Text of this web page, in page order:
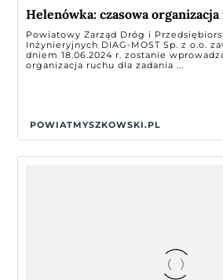
Helenówka: czasowa
Powiatowy Zarząd Dróg i
Inżynieryjnych DIAG-MOST Sp. z o.o.
dniem 18.06.2024 r. zostanie
organizacja ruchu dla zadania ...
POWIATMYSZKOWSKI.PL